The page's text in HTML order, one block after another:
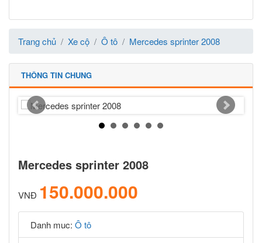
Trang chủ Xe cộ Ô tô Mercedes sprinter 2008
THÔNG TIN CHUNG
Mercedes sprinter 2008
VNĐ 150.000.000
Danh muc: Ô tô